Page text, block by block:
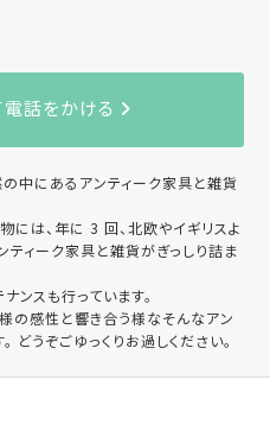
電話をかける
中にあるアンティーク家具と雑貨
には、年に 3 回、北欧やイギリスよ
ティーク家具と雑貨がぎっしり詰ま
ンスも行っています。
の感性と響き合う様なそんなアン
どうぞごゆっくりお過しください。